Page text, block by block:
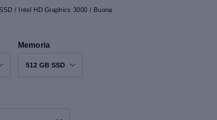
/ Intel HD Graphics 3000 / Buona
Memoria
512 GB SSD